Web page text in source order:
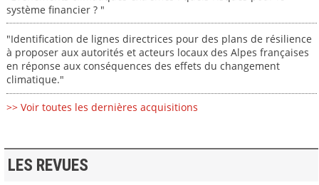
système financier ? "
"Identification de lignes directrices pour des plans de résilience
à proposer aux autorités et acteurs locaux des Alpes françaises
en réponse aux conséquences des effets du changement
climatique."
>> Voir toutes les dernières acquisitions
LES REVUES